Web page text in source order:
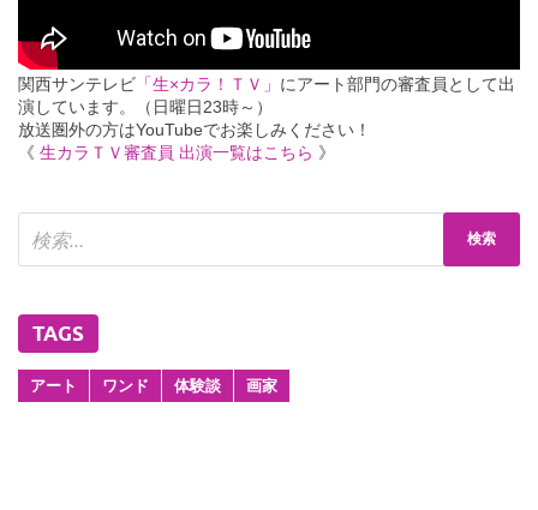
関西サンテレビ 「生×カラ！ＴＶ」 にアート部門の審査員として出
演しています。（日曜日23時～）
放送圏外の方はYouTubeでお楽しみください！
《 生カラＴＶ審査員 出演一覧はこちら 》
TAGS
アート ワンド 体験談 画家